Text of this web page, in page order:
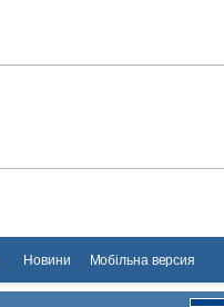
Новини Мобільна версия